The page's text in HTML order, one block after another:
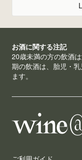
お酒に関する注記
20歳未満の方の飲酒
期の飲酒は、胎児・
ます。